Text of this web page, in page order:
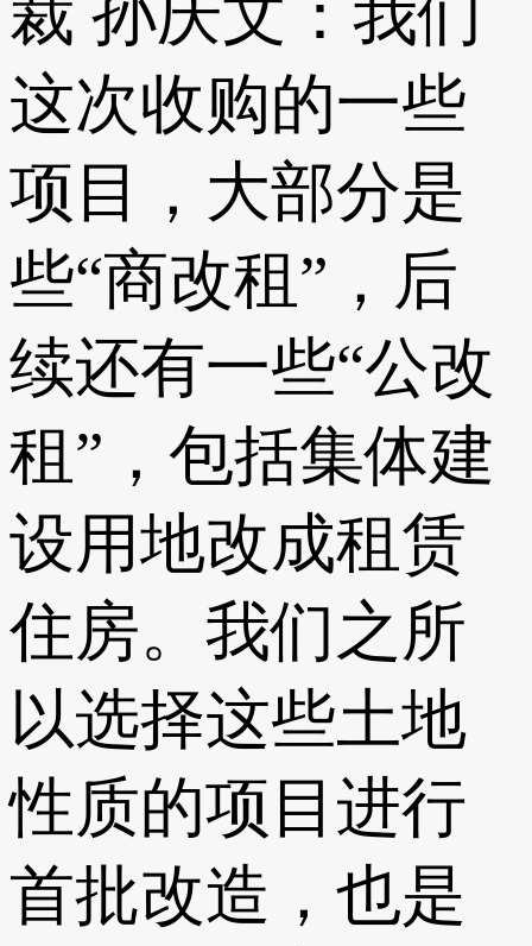
裁 孙庆文：我们
这次收购的一些
项目，大部分是
些“商改租”，后
续还有一些“公改
租”，包括集体建
设用地改成租赁
住房。我们之所
以选择这些土地
性质的项目进行
首批改造，也是